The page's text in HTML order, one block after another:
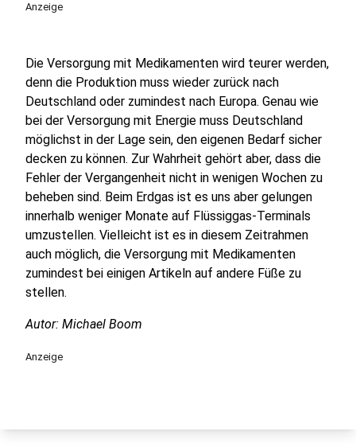
Anzeige
Die Versorgung mit Medikamenten wird teurer werden,
denn die Produktion muss wieder zurück nach
Deutschland oder zumindest nach Europa. Genau wie
bei der Versorgung mit Energie muss Deutschland
möglichst in der Lage sein, den eigenen Bedarf sicher
decken zu können. Zur Wahrheit gehört aber, dass die
Fehler der Vergangenheit nicht in wenigen Wochen zu
beheben sind. Beim Erdgas ist es uns aber gelungen
innerhalb weniger Monate auf Flüssiggas-Terminals
umzustellen. Vielleicht ist es in diesem Zeitrahmen
auch möglich, die Versorgung mit Medikamenten
zumindest bei einigen Artikeln auf andere Füße zu
stellen.
Autor: Michael Boom
Anzeige